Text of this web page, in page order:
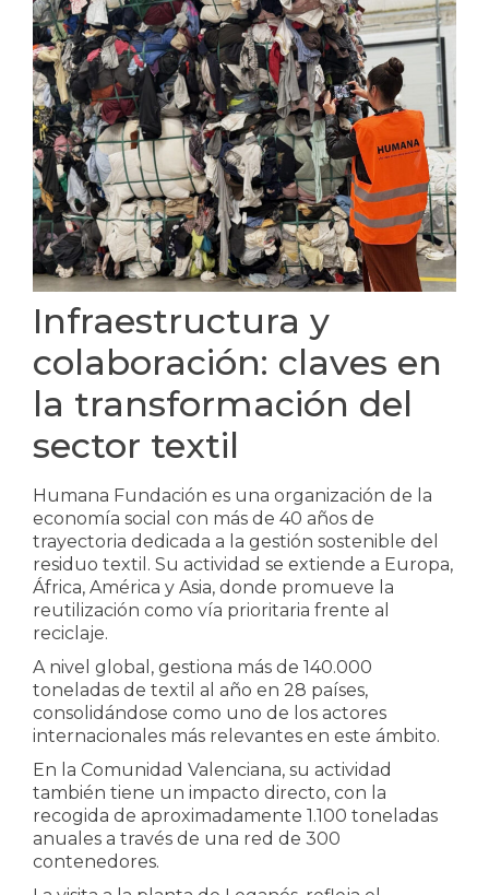
Infraestructura y
colaboración: claves en
la transformación del
sector textil
Humana Fundación es una organización de la
economía social con más de 40 años de
trayectoria dedicada a la gestión sostenible del
residuo textil. Su actividad se extiende a Europa,
África, América y Asia, donde promueve la
reutilización como vía prioritaria frente al
reciclaje.
A nivel global, gestiona más de 140.000
toneladas de textil al año en 28 países,
consolidándose como uno de los actores
internacionales más relevantes en este ámbito.
En la Comunidad Valenciana, su actividad
también tiene un impacto directo, con la
recogida de aproximadamente 1.100 toneladas
anuales a través de una red de 300
contenedores.